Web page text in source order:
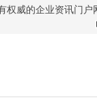
权威的企业资讯门户